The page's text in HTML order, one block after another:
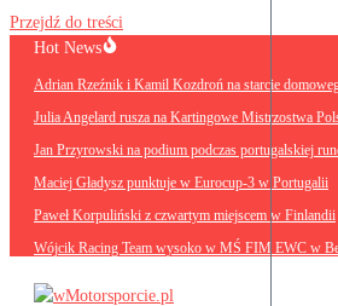
Przejdź do treści
Hot News
Adrian Rzeźnik i Kamil Kozdroń na starcie
Julia Angelard rusza na Kartingowe Mistrzostwa
Jan Przyrowski na podium podczas portugalskiej
Maciej Gładysz punktuje w Eurocup-3 w Portugalii
Paweł Korpuliński z czwartym miejscem w Finlandii
Wójcik Racing Team wysoko w MŚ FIM EWC w